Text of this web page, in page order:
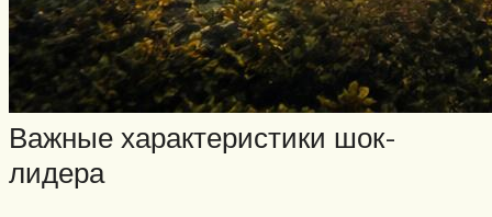
Важные характеристики шок-
лидера